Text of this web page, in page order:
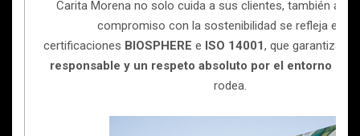
Carita Morena no solo cuida a sus clientes, también al
compromiso con la sostenibilidad se refleja en
certificaciones BIOSPHERE e ISO 14001, que garantizan
responsable y un respeto absoluto por el entorno
rodea.